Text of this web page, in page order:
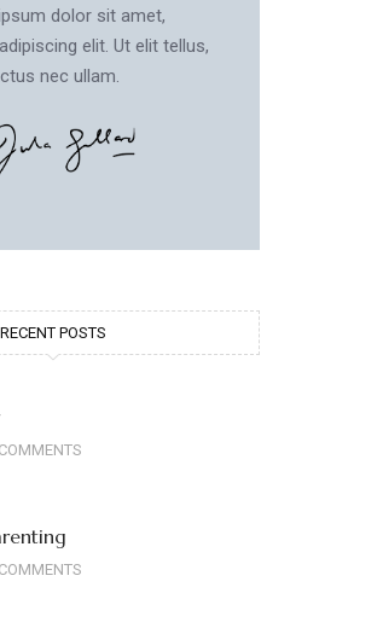
dolor sit amet,
elit. Ut elit tellus,
nec ullam.
RECENT POSTS